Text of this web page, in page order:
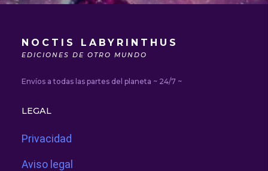
NOCTIS LABYRINTHUS
EDICIONES DE OTRO MUNDO
Envíos a todas las partes del planeta ~ 24/7 ~
LEGAL
Privacidad
Aviso legal